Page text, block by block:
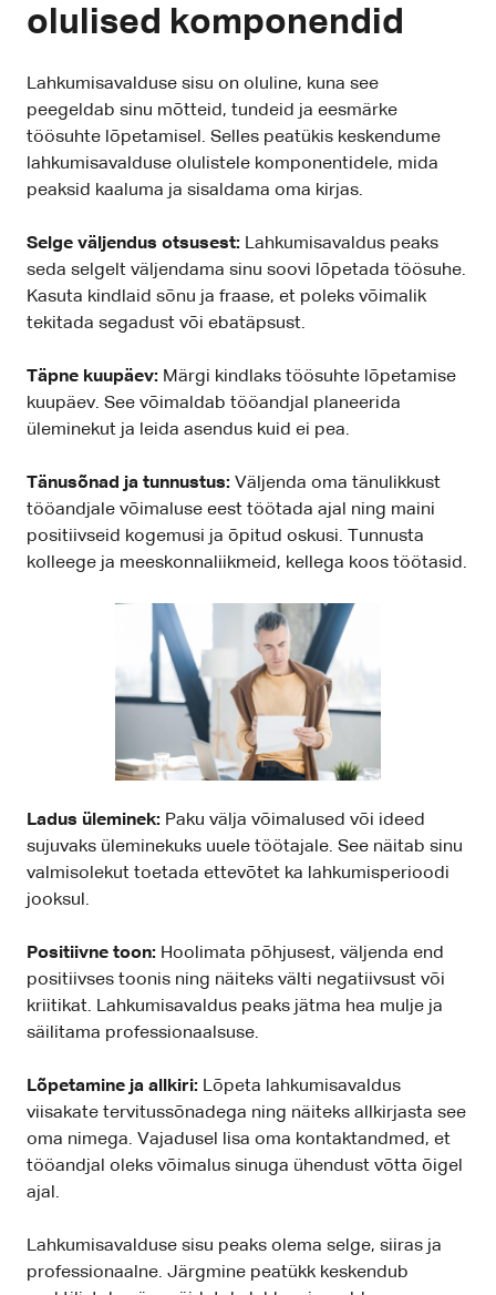
olulised komponendid
Lahkumisavalduse sisu on oluline, kuna see
peegeldab sinu mõtteid, tundeid ja eesmärke
töösuhte lõpetamisel. Selles peatükis keskendume
lahkumisavalduse olulistele komponentidele, mida
peaksid kaaluma ja sisaldama oma kirjas.
Selge väljendus otsusest: Lahkumisavaldus peaks
seda selgelt väljendama sinu soovi lõpetada töösuhe.
Kasuta kindlaid sõnu ja fraase, et poleks võimalik
tekitada segadust või ebatäpsust.
Täpne kuupäev: Märgi kindlaks töösuhte lõpetamise
kuupäev. See võimaldab tööandjal planeerida
üleminekut ja leida asendus kuid ei pea.
Tänusõnad ja tunnustus: Väljenda oma tänulikkust
tööandjale võimaluse eest töötada ajal ning maini
positiivseid kogemusi ja õpitud oskusi. Tunnusta
kolleege ja meeskonnaliikmeid, kellega koos töötasid.
Ladus üleminek: Paku välja võimalused või ideed
sujuvaks üleminekuks uuele töötajale. See näitab sinu
valmisolekut toetada ettevõtet ka lahkumisperioodi
jooksul.
Positiivne toon: Hoolimata põhjusest, väljenda end
positiivses toonis ning näiteks välti negatiivsust või
kriitikat. Lahkumisavaldus peaks jätma hea mulje ja
säilitama professionaalsuse.
Lõpetamine ja allkiri: Lõpeta lahkumisavaldus
viisakate tervitussõnadega ning näiteks allkirjasta see
oma nimega. Vajadusel lisa oma kontaktandmed, et
tööandjal oleks võimalus sinuga ühendust võtta õigel
ajal.
Lahkumisavalduse sisu peaks olema selge, siiras ja
professionaalne. Järgmine peatükk keskendub